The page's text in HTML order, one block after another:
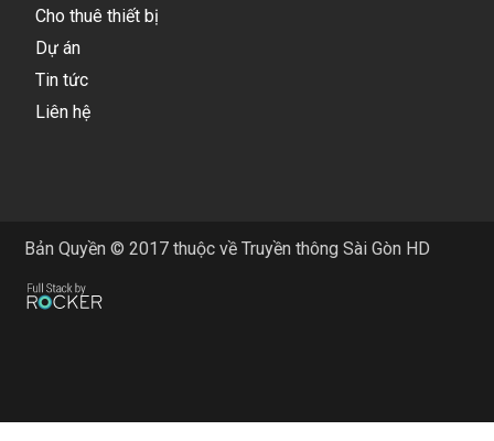
Cho thuê thiết bị
Dự án
Tin tức
Liên hệ
Bản Quyền © 2017 thuộc về Truyền thông Sài Gòn HD